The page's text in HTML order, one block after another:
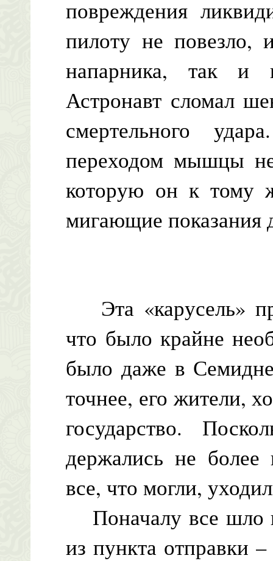
повреждения
пилоту не повезло,
напарника, так и
Астронавт сломал
смертельного
переходом мышцы
которую он к тому
мигающие показания
Эта «карусель»
что было крайне
было даже в
точнее, его жители,
государство.
держались не более
все, что могли,
Поначалу все шло
из пункта отправки